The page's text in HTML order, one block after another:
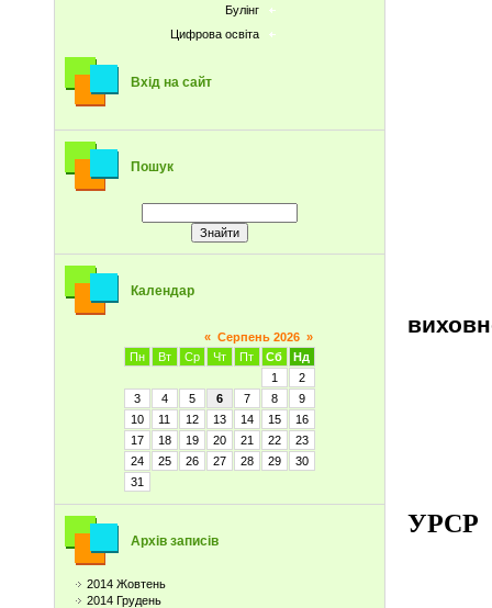
Булінг
Цифрова освіта
Вхід на сайт
Пошук
Календар
« Серпень 2026 »
Пн
Вт Ср Чт Пт Сб
Нд
1
2
3
4 5 6 7 8
9
10
11 12 13 14 15
16
17
18 19 20 21 22
23
24
25 26 27 28 29
30
31
Архів записів
2014 Жовтень
2014 Грудень
УРСР